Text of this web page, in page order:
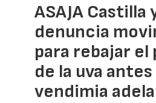
ASAJA Castilla
denuncia
para rebajar el
de la uva
vendimia